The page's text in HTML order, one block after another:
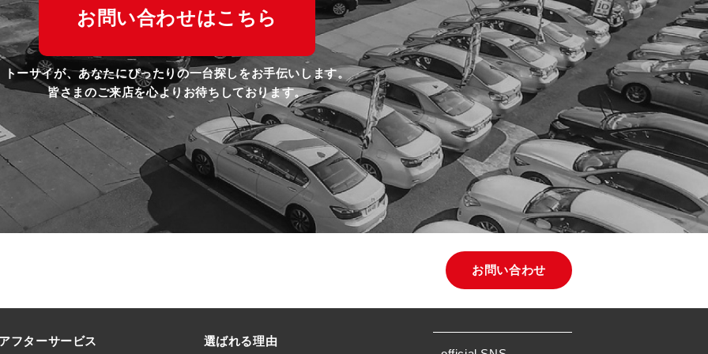
お問い合わせはこちら
トーサイが、あなたにぴったりの一台探しをお手伝いします。
皆さまのご来店を心よりお待ちしております。
お問い合わせ
フターサービス
選ばれる理由